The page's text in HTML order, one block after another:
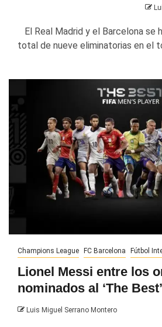
El Real Madrid y el Barcelona se
total de nueve eliminatorias en el
Champions League FC Barcelona Fútbol
Lionel Messi entre los
nominados al ‘The Best’
Luis Miguel Serrano Montero